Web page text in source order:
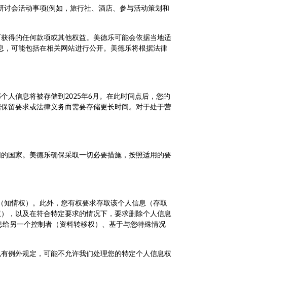
会活动事项(例如，旅行社、酒店、参与活动策划和
得的任何款项或其他权益。美德乐可能会依据当地适
可能包括在相关网站进行公开。美德乐将根据法律
人信息将被存储到2025年6月。在此时间点后，您的
留要求或法律义务而需要存储更长时间。对于处于营
国家。美德乐确保采取一切必要措施，按照适用的要
情权）。此外，您有权要求存取该个人信息（存取
，以及在符合特定要求的情况下，要求删除个人信息
另一个控制者（资料转移权）、基于与您特殊情况
例外规定，可能不允许我们处理您的特定个人信息权